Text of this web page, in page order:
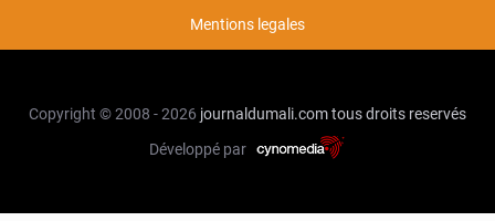
Mentions legales
Copyright © 2008 - 2026 journaldumali.comtous droits reservés
Développé par